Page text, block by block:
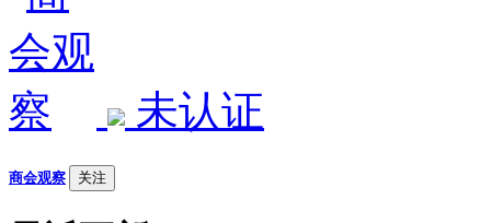
未认证
商会观察 关注